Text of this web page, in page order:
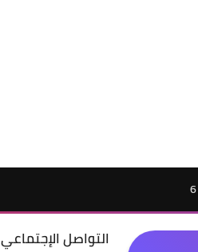
التواصل الإجتماعي